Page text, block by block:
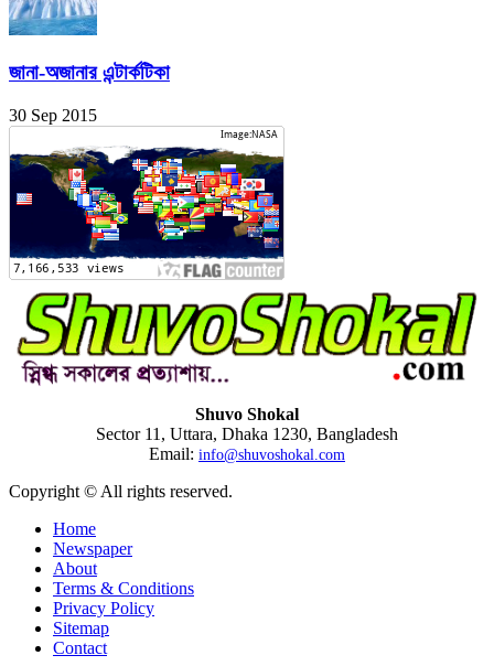
জানা-অজানার এন্টার্কটিকা
30 Sep 2015
Shuvo Shokal
Sector 11, Uttara, Dhaka 1230, Bangladesh
Email: info@shuvoshokal.com
Copyright © All rights reserved.
Home
Newspaper
About
Terms & Conditions
Privacy Policy
Sitemap
Contact